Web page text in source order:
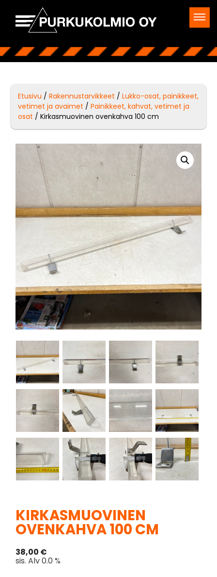
Etusivu /Rakennustarvikkeet /Lukko-osat, painikkeet,
vetimet ja avaimet /Painikkeet, kahvat, vetimet ja
osat / Kirkasmuovinen ovenkahva 100 cm
KIRKASMUOVINEN
OVENKAHVA 100 CM
38,00 €
sis. Alv 0.0 %